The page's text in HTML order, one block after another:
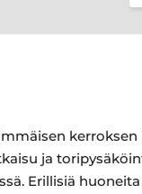
kerroksen
ja
Erillisiä huoneita